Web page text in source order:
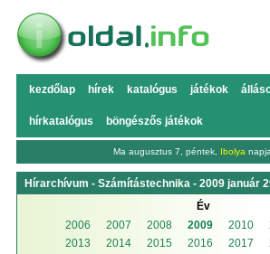
kezdőlap hírek katalógus játékok
hírkatalógus böngészős játékok
Ma augusztus 7, péntek, Ibolya
Hírarchívum - Számítástechnika - 2009 január
Év
2006
2007 2008 2009 2010
2013
2014 2015 2016 2017